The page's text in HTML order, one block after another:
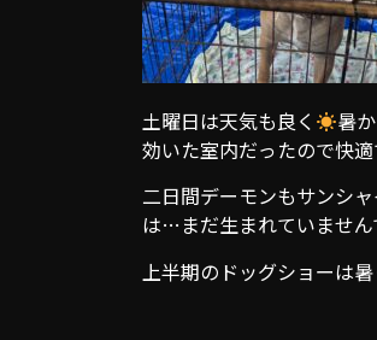
土曜日は天気も良く 暑
効いた室内だったので快
二日間デーモンもサンシ
は…まだ生まれていません
上半期のドッグショーは